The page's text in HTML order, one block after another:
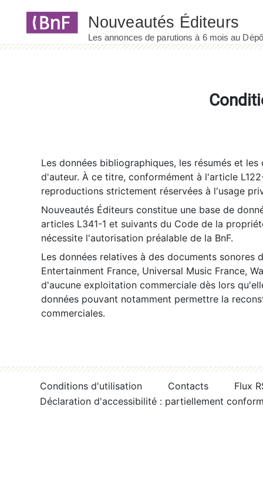
Les données bibliographiques, les résumés et
d'auteur. À ce titre, conformément à l'article
reproductions strictement réservées à l'usage
Nouveautés Éditeurs constitue une base de
articles L341-1 et suivants du Code de la
nécessite l'autorisation préalable de la BnF.
Les données relatives à des documents sonores
Entertainment France, Universal Music France,
d'aucune exploitation commerciale dès lors
données pouvant notamment permettre la
commerciales.
Conditions d'utilisation Contacts
Flux
Déclaration d'accessibilité : partiellement